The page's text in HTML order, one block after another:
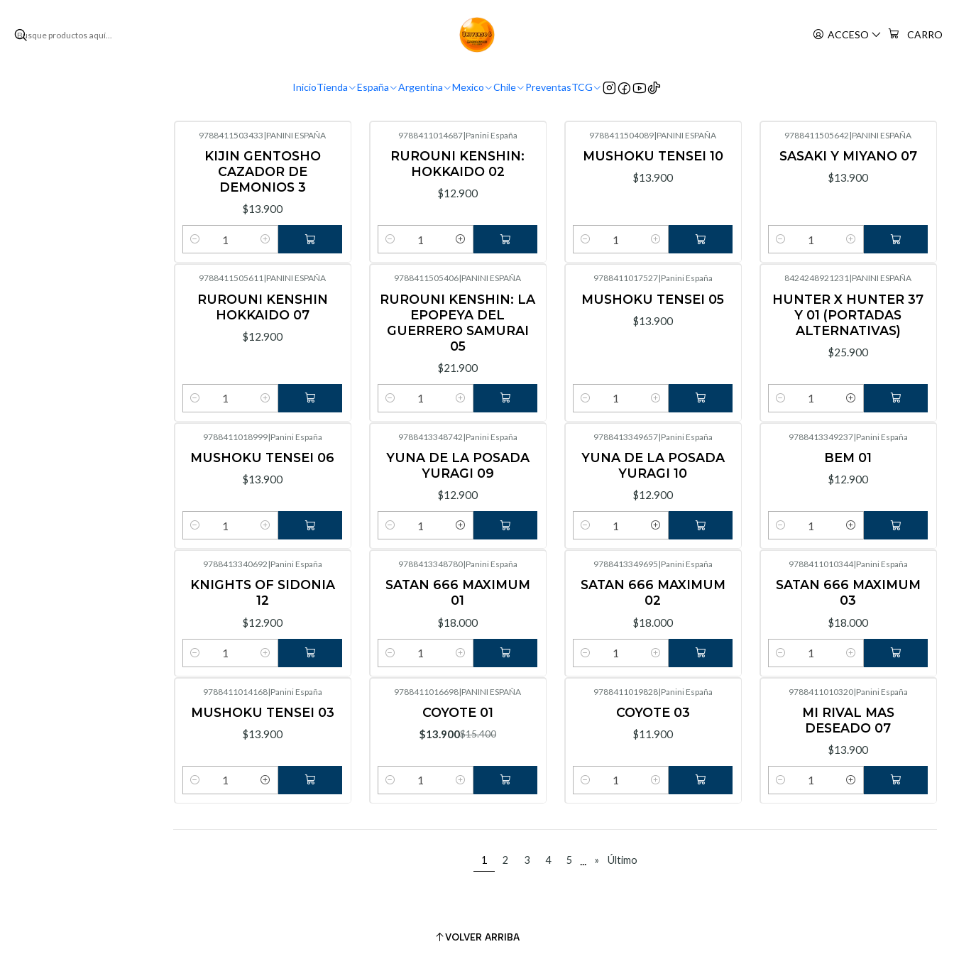
ACCESO CARRO
InicioTienda España Argentina Mexico Chile PreventasTCG
9788411503433 |PANINI ESPAÑA
KIJIN GENTOSHO
CAZADOR DE
DEMONIOS 3
$13.900
Cantidad
9788411014687|Panini España
RUROUNI KENSHIN:
HOKKAIDO 02
$12.900
Cantidad
9788411504089|PANINI ESPAÑA
MUSHOKU TENSEI 10
$13.900
Cantidad
9788411505642 |PANINI ESPAÑA
SASAKI Y MIYANO 07
$13.900
Cantidad
9788411505611|PANINI ESPAÑA
RUROUNI KENSHIN
HOKKAIDO 07
$12.900
Cantidad
9788411505406|PANINI ESPAÑA
RUROUNI KENSHIN: LA
EPOPEYA DEL
GUERRERO SAMURAI
05
$21.900
Cantidad
9788411017527|Panini España
MUSHOKU TENSEI 05
$13.900
Cantidad
8424248921231|PANINI ESPAÑA
HUNTER X HUNTER 37
Y 01 (PORTADAS
ALTERNATIVAS)
$25.900
Cantidad
9788411018999|Panini España
MUSHOKU TENSEI 06
$13.900
Cantidad
9788413348742 |Panini España
YUNA DE LA POSADA
YURAGI 09
$12.900
Cantidad
9788413349657|Panini España
YUNA DE LA POSADA
YURAGI 10
$12.900
Cantidad
9788413349237|Panini España
BEM 01
$12.900
Cantidad
9788413340692 |Panini España
KNIGHTS OF SIDONIA
12
$12.900
Cantidad
9788413348780|Panini España
SATAN 666 MAXIMUM
01
$18.000
Cantidad
9788413349695 |Panini España
SATAN 666 MAXIMUM
02
$18.000
Cantidad
9788411010344|Panini España
SATAN 666 MAXIMUM
03
$18.000
Cantidad
9788411014168|Panini España
MUSHOKU TENSEI 03
$13.900
Cantidad
9788411016698|PANINI ESPAÑA
COYOTE 01
$13.900$15.400
Cantidad
9788411019828|Panini España
COYOTE 03
$11.900
Cantidad
9788411010320|Panini España
MI RIVAL MAS
DESEADO 07
$13.900
Cantidad
1 2 3 4 5 ... » Último
VOLVER ARRIBA